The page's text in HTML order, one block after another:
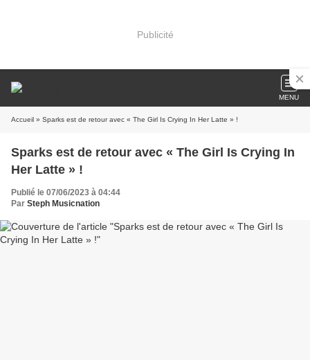
Publicité
MENU
Accueil » Sparks est de retour avec « The Girl Is Crying In Her Latte » !
Sparks est de retour avec « The Girl Is Crying In
Her Latte » !
Publié le 07/06/2023 à 04:44
Par Steph Musicnation